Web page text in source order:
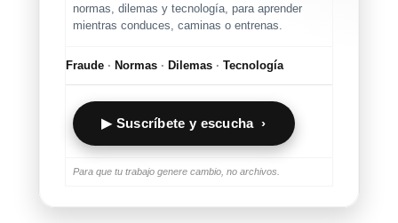
normas, dilemas y tecnología, para aprender
mientras conduces, caminas o entrenas.
Fraude · Normas · Dilemas · Tecnología
▶ Suscríbete y escucha ›
Para que tu trabajo genere cambio, no archivos.